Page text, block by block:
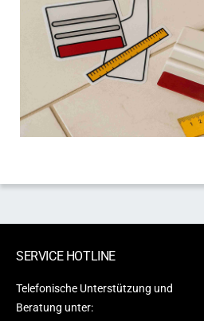
SERVICE HOTLINE
Telefonische Unterstützung und
Beratung unter: